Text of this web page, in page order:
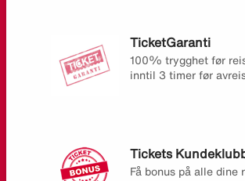
TicketGaranti
100% trygghet før
inntil 3 timer før
Tickets
Få bonus på alle dine